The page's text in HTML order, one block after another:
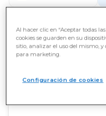
Contacto
Prime Opinion AB
Sveavägen 17
Sweden
Al hacer clic en “Aceptar todas
cookies se guarden en su
sitio, analizar el uso del mismo,
para marketing.
Configuración de cookies